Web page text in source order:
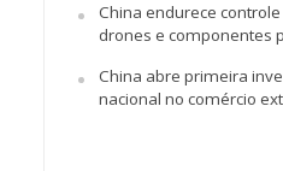
China endurece
drones e componentes
China abre primeira
nacional no comércio